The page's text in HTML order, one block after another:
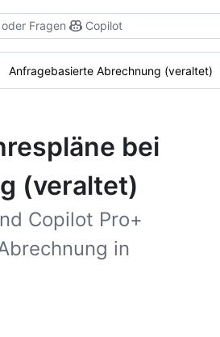
Fragen Copilot
Anfragebasierte Abrechnung (veraltet)
bei
(veraltet)
Copilot Pro+
in